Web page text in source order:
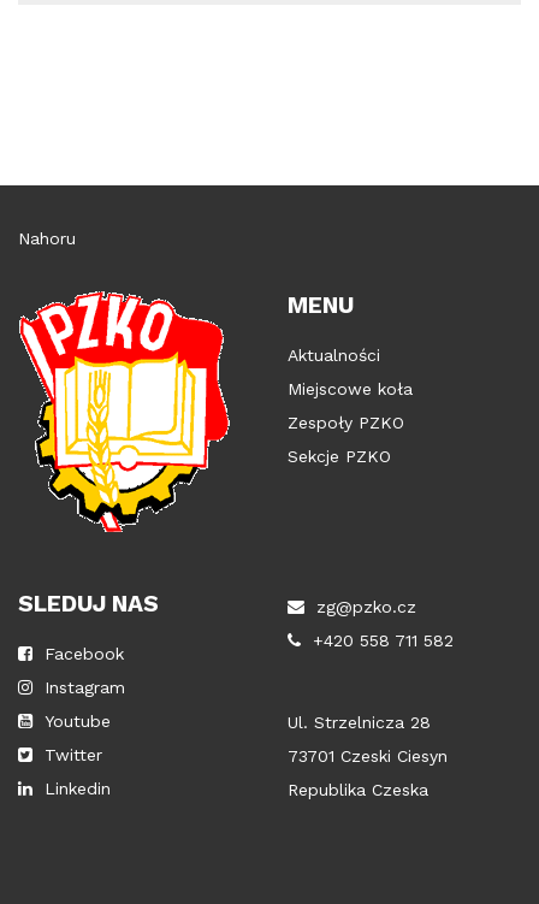
Nahoru
MENU
Aktualności
Miejscowe koła
Zespoły PZKO
Sekcje PZKO
SLEDUJ NAS
Facebook
Instagram
Youtube
Twitter
Linkedin
zg@pzko.cz
+420 558 711 582
Ul. Strzelnicza 28
73701 Czeski Ciesyn
Republika Czeska